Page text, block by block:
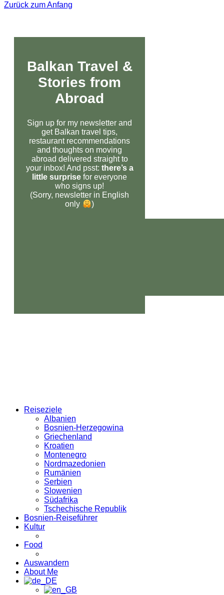
Zurück zum Anfang
Balkan Travel &
Stories from
Abroad
Sign up for my newsletter and
get Balkan travel tips,
restaurant recommendations
and thoughts on moving
abroad delivered straight to
your inbox! And psst: there’s a
little surprise for everyone
who signs up!
(Sorry, newsletter in English
only
)
Reiseziele
Albanien
Bosnien-Herzegowina
Griechenland
Kroatien
Montenegro
Nordmazedonien
Rumänien
Serbien
Slowenien
Südafrika
Tschechische Republik
Bosnien-Reiseführer
Kultur
Food
Auswandern
About Me